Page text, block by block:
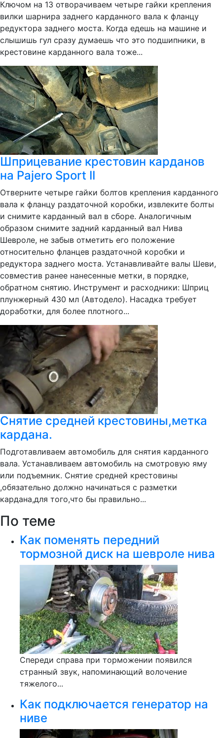
Ключом на 13 отворачиваем четыре гайки крепления
вилки шарнира заднего карданного вала к фланцу
редуктора заднего моста. Когда едешь на машине и
слышишь гул сразу думаешь что это подшипники, в
крестовине карданного вала тоже...
Шприцевание крестовин карданов
на Pajero Sport II
Отверните четыре гайки болтов крепления карданного
вала к фланцу раздаточной коробки, извлеките болты
и снимите карданный вал в сборе. Аналогичным
образом снимите задний карданный вал Нива
Шевроле, не забыв отметить его положение
относительно фланцев раздаточной коробки и
редуктора заднего моста. Устанавливайте валы Шеви,
совместив ранее нанесенные метки, в порядке,
обратном снятию. Инструмент и расходники: Шприц
плунжерный 430 мл (Автодело). Насадка требует
доработки, для более плотного...
Снятие средней крестовины,метка
кардана.
Подготавливаем автомобиль для снятия карданного
вала. Устанавливаем автомобиль на смотровую яму
или подъемник. Снятие средней крестовины
,обязательно должно начинаться с разметки
кардана,для того,что бы правильно...
По теме
Как поменять передний
тормозной диск на шевроле нива
Спереди справа при торможении появился
странный звук, напоминающий волочение
тяжелого...
Как подключается генератор на
ниве